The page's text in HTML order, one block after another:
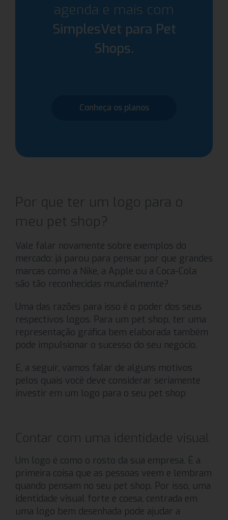
agenda e mais com
SimplesVet para Pet
Shops.
Conheça os planos
Por que ter um logo para o
meu pet shop?
Vale falar novamente sobre exemplos do
mercado: já parou para pensar por que grandes
marcas como a Nike, a Apple ou a Coca-Cola
são tão reconhecidas mundialmente?
Uma das razões para isso é o poder dos seus
respectivos logos. Para um pet shop, ter uma
representação gráfica bem elaborada também
pode impulsionar o sucesso do seu negócio.
E, a seguir, vamos falar de alguns motivos
pelos quais você deve considerar seriamente
investir em um logo para o seu pet shop
Contar com uma identidade visual
Um logo é como o rosto da sua empresa. É a
primeira coisa que as pessoas veem e lembram
quando pensam no seu pet shop. Por isso, uma
identidade visual forte e coesa, centrada em
uma logo bem desenhada pode ajudar a